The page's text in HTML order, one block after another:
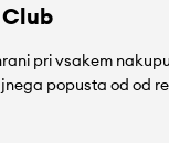
pri vsakem
popusta od od